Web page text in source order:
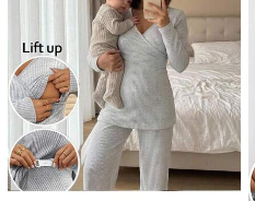
SHEIN Maternity
SHEIN Vestido de maternidad de estilo sencillo y a rayas para mujer embarazada que facilita la lactancia